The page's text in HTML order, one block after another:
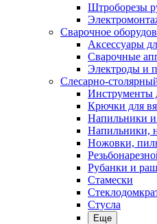
Штроборезы
Сварочное
Аксессуары
Сварочные
Электроды и
Слесарно-
Инструменты
Крючки для
Напильники
Напильники,
Ножовки,
Рубанки и
Стамески
Стусла
Еще